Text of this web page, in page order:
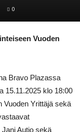
0
Vuoden
Bravo Plazassa
15.11.2025 klo 18:00
Vuoden Yrittäjä sekä
Autio sekä